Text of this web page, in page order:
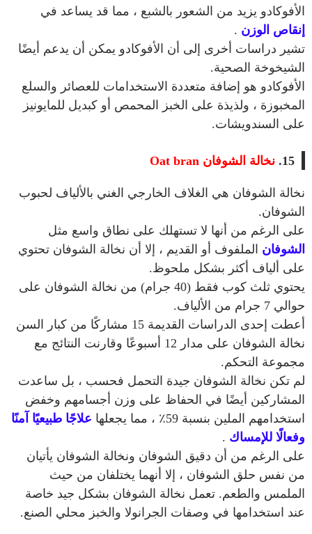
الأفوكادو يزيد من الشعور بالشبع ، مما قد يساعد في
إنقاص الوزن .
تشير دراسات أخرى إلى أن الأفوكادو يمكن أن يدعم أيضًا
الشيخوخة الصحية.
الأفوكادو هو إضافة متعددة الاستخدامات للعصائر والسلع
المخبوزة ، ولذيذة على الخبز المحمص أو كبديل للمايونيز
على السندويشات.
15. نخالة الشوفان Oat bran
نخالة الشوفان هي الغلاف الخارجي الغني بالألياف لحبوب
الشوفان.
على الرغم من أنها لا تستهلك على نطاق واسع مثل
الشوفان الملفوف أو القديم ، إلا أن نخالة الشوفان تحتوي
على ألياف أكثر بشكل ملحوظ.
يحتوي ثلث كوب فقط (40 جرام) من نخالة الشوفان على
حوالي 7 جرام من الألياف.
أعطت إحدى الدراسات القديمة 15 مشاركًا من كبار السن
نخالة الشوفان على مدار 12 أسبوعًا وقارنت النتائج مع
مجموعة التحكم.
لم تكن نخالة الشوفان جيدة التحمل فحسب ، بل ساعدت
المشاركين أيضًا في الحفاظ على وزن أجسامهم وخفض
استخدامهم الملين بنسبة 59٪ ، مما يجعلها
علاجًا طبيعيًا آمنًا
وفعالًا للإمساك .
على الرغم من أن دقيق الشوفان ونخالة الشوفان يأتيان
من نفس حلق الشوفان ، إلا أنهما يختلفان من حيث
الملمس والطعم. تعمل نخالة الشوفان بشكل جيد خاصة
عند استخدامها في وصفات الجرانولا والخبز محلي الصنع.